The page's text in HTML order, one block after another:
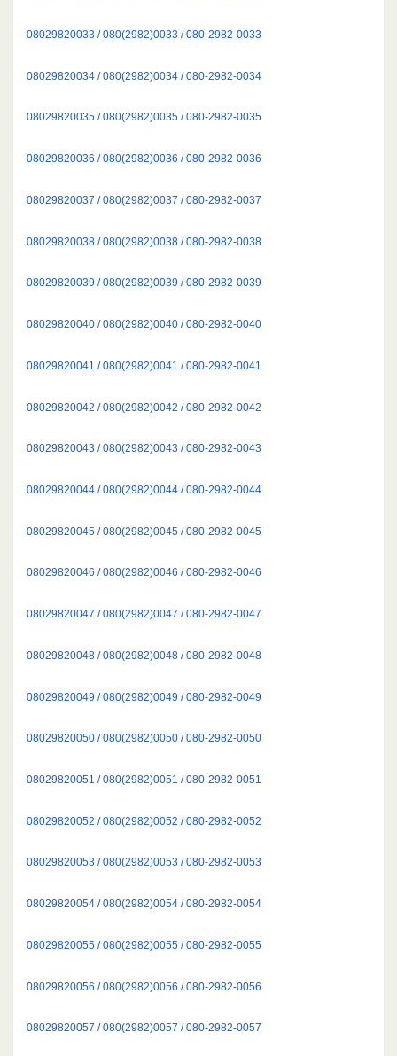
08029820033 / 080(2982)0033 / 080-2982-0033
08029820034 / 080(2982)0034 / 080-2982-0034
08029820035 / 080(2982)0035 / 080-2982-0035
08029820036 / 080(2982)0036 / 080-2982-0036
08029820037 / 080(2982)0037 / 080-2982-0037
08029820038 / 080(2982)0038 / 080-2982-0038
08029820039 / 080(2982)0039 / 080-2982-0039
08029820040 / 080(2982)0040 / 080-2982-0040
08029820041 / 080(2982)0041 / 080-2982-0041
08029820042 / 080(2982)0042 / 080-2982-0042
08029820043 / 080(2982)0043 / 080-2982-0043
08029820044 / 080(2982)0044 / 080-2982-0044
08029820045 / 080(2982)0045 / 080-2982-0045
08029820046 / 080(2982)0046 / 080-2982-0046
08029820047 / 080(2982)0047 / 080-2982-0047
08029820048 / 080(2982)0048 / 080-2982-0048
08029820049 / 080(2982)0049 / 080-2982-0049
08029820050 / 080(2982)0050 / 080-2982-0050
08029820051 / 080(2982)0051 / 080-2982-0051
08029820052 / 080(2982)0052 / 080-2982-0052
08029820053 / 080(2982)0053 / 080-2982-0053
08029820054 / 080(2982)0054 / 080-2982-0054
08029820055 / 080(2982)0055 / 080-2982-0055
08029820056 / 080(2982)0056 / 080-2982-0056
08029820057 / 080(2982)0057 / 080-2982-0057